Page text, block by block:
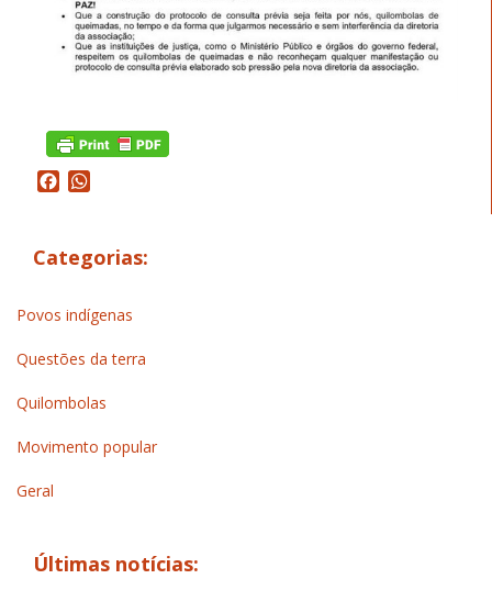
Facebook
Categorias:
Povos indígenas
Questões da terra
Quilombolas
Movimento popular
Geral
Últimas notícias: